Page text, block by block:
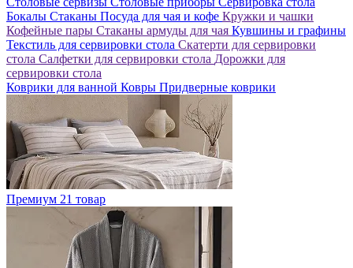
Бокалы Стаканы Посуда для чая и кофе Кружки и чашки
Кофейные пары Стаканы армуды для чая Кувшины и графины
Текстиль для сервировки стола Скатерти для сервировки
стола Салфетки для сервировки стола Дорожки для
сервировки стола
Коврики для ванной Ковры Придверные коврики
Премиум 21 товар